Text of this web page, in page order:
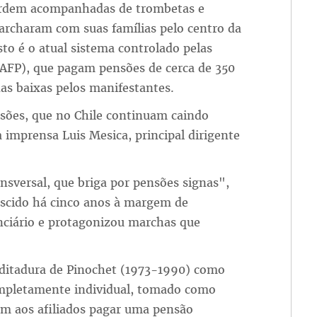
acompanhadas de trombetas e
com suas famílias pelo centro da
é o atual sistema controlado pelas
que pagam pensões de cerca de 350
baixas pelos manifestantes.
que no Chile continuam caindo
imprensa Luis Mesica, principal dirigente
que briga por pensões signas",
há cinco anos à margem de
e protagonizou marchas que
de Pinochet (1973-1990) como
individual, tomado como
aos afiliados pagar uma pensão